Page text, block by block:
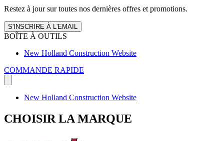
Restez à jour sur toutes nos dernières offres et promotions.
S'INSCRIRE À L'EMAIL
BOÎTE À OUTILS
New Holland Construction Website
COMMANDE RAPIDE
New Holland Construction Website
CHOISIR LA MARQUE